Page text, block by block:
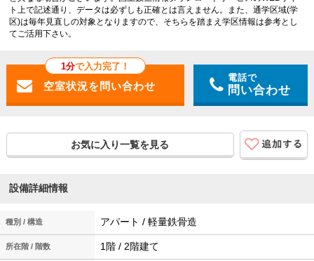
ト上で記述通り、データは必ずしも正確とは言えません。また、通学区域(学
区)は毎年見直しの対象となりますので、そちらを踏まえ学区情報は参考とし
てご活用下さい。
1分で入力完了！
電話で
問い合わせ
お気に入り一覧を見る
設備詳細情報
種別 / 構造 アパート / 軽量鉄骨造
所在階 / 階数 1階 / 2階建て